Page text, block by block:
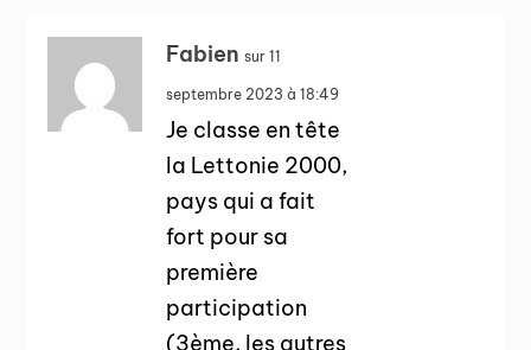
Fabien sur 11
septembre 2023 à 18:49
Je classe en tête
la Lettonie 2000,
pays qui a fait
fort pour sa
première
participation
(3ème, les autres